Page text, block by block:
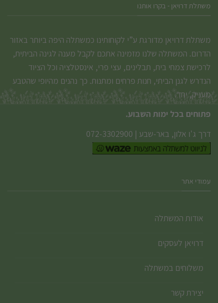
משתלת דרויאן - בקרו אותנו
משתלת דרויאן מדורגת ע”י לקוחותינו כמשתלה היפה ביותר באזור
הדרום. המשתלה שלנו מזמינה אתכם לקבל מענה לגינה הביתית,
לרכישת צמחי בית, תבלינים, עצי פרי, אינסטלציה וכל הציוד
הנדרש לגנן הביתי, חנות פרחים ומתנות. כך נהנים מהיופי שהטבע
מעניק, יחד.
פתוחים בכל ימות השבוע.
דרך ג'ו אלון, באר-שבע |
072-3302900
עמודי אתר
אודות המשתלה
דרויאן לעסקים
משלוחים במשתלה
יצירת קשר